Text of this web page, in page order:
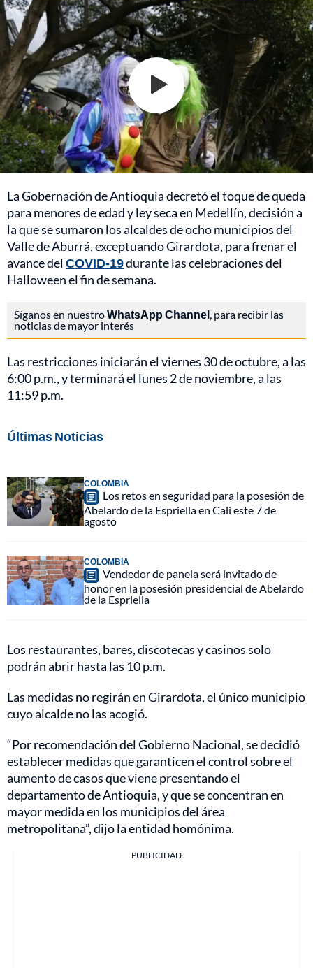
La Gobernación de Antioquia decretó el toque de queda
para menores de edad y ley seca en Medellín, decisión a
la que se sumaron los alcaldes de ocho municipios del
Valle de Aburrá, exceptuando Girardota, para frenar el
avance delCOVID-19durante las celebraciones del
Halloween el fin de semana.
Síganos en nuestroWhatsApp Channel , para recibir las
noticias de mayor interés
Las restricciones iniciarán el viernes 30 de octubre, a las
6:00 p.m., y terminará el lunes 2 de noviembre, a las
11:59 p.m.
Últimas Noticias
COLOMBIA
Los retos en seguridad para la posesión de
Abelardo de la Espriella en Cali este 7 de
agosto
COLOMBIA
Vendedor de panela será invitado de
honor en la posesión presidencial de Abelardo
de la Espriella
Los restaurantes, bares, discotecas y casinos solo
podrán abrir hasta las 10 p.m.
Las medidas no regirán en Girardota, el único municipio
cuyo alcalde no las acogió.
“Por recomendación del Gobierno Nacional, se decidió
establecer medidas que garanticen el control sobre el
aumento de casos que viene presentando el
departamento de Antioquia, y que se concentran en
mayor medida en los municipios del área
metropolitana”, dijo la entidad homónima.
PUBLICIDAD